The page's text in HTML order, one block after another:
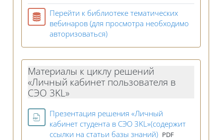
Перейти к библиотеке тематических
вебинаров (для просмотра необходимо
авторизоваться)База данных
Материалы к циклу решений
«Личный кабинет пользователя в
СЭО 3KL»
Презентация решения «Личный
кабинет студента в СЭО 3KL»(содержит
ссылки на статьи базы знаний) Файл
PDF